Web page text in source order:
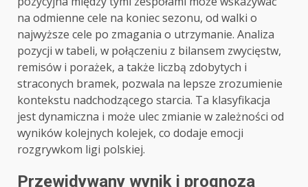
na odmienne cele na koniec sezonu, od walki o
najwyższe cele po zmagania o utrzymanie. Analiza
pozycji w tabeli, w połączeniu z bilansem zwycięstw,
remisów i porażek, a także liczbą zdobytych i
straconych bramek, pozwala na lepsze zrozumienie
kontekstu nadchodzącego starcia. Ta klasyfikacja
jest dynamiczna i może ulec zmianie w zależności od
wyników kolejnych kolejek, co dodaje emocji
rozgrywkom ligi polskiej.
Przewidywany wynik i prognoza